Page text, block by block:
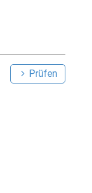
Prüfen